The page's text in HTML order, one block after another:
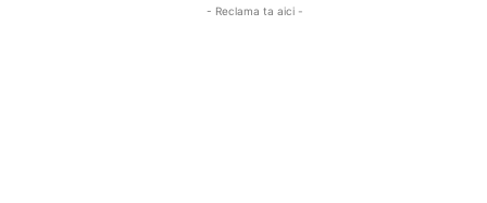
- Reclama ta aici -